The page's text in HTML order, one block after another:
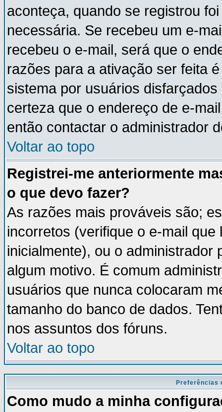
aconteça, quando se registrou
necessária. Se recebeu um e-
recebeu o e-mail, será que o
razões para a ativação ser feita
sistema por usuários
certeza que o endereço de e-
então contactar o administrador
Voltar ao topo
Registrei-me anteriormente
o que devo fazer?
As razões mais prováveis são;
incorretos (verifique o e-mail
inicialmente), ou o
algum motivo. É comum
usuários que nunca colocaram
tamanho do banco de dados.
nos assuntos dos fóruns.
Voltar ao topo
Preferências
Como mudo a minha